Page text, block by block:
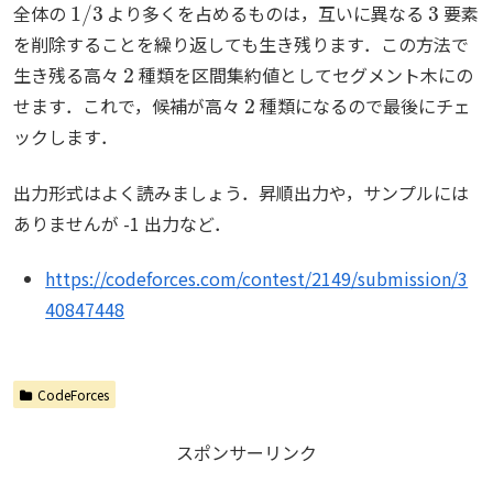
全体の より多くを占めるものは，互いに異なる
要素
を削除することを繰り返しても生き残ります．この方法で
生き残る高々
2
種類を区間集約値としてセグメント木にの
せます．これで，候補が高々
2
種類になるので最後にチェ
ックします．
出力形式はよく読みましょう．昇順出力や，サンプルには
ありませんが -1 出力など．
https://codeforces.com/contest/2149/submission/3
40847448
CodeForces
スポンサーリンク